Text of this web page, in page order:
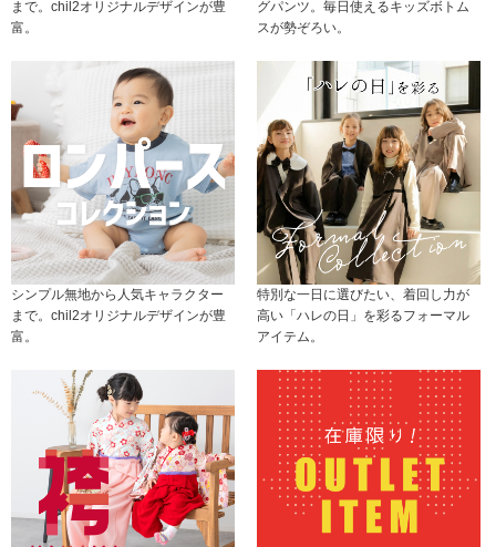
まで。chil2オリジナルデザインが豊
富。
グパンツ。毎日使えるキッズボトム
スが勢ぞろい。
シンプル無地から人気キャラクター
まで。chil2オリジナルデザインが豊
富。
特別な一日に選びたい、着回し力が
高い「ハレの日」を彩るフォーマル
アイテム。